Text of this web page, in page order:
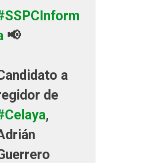
📢
a
de
,